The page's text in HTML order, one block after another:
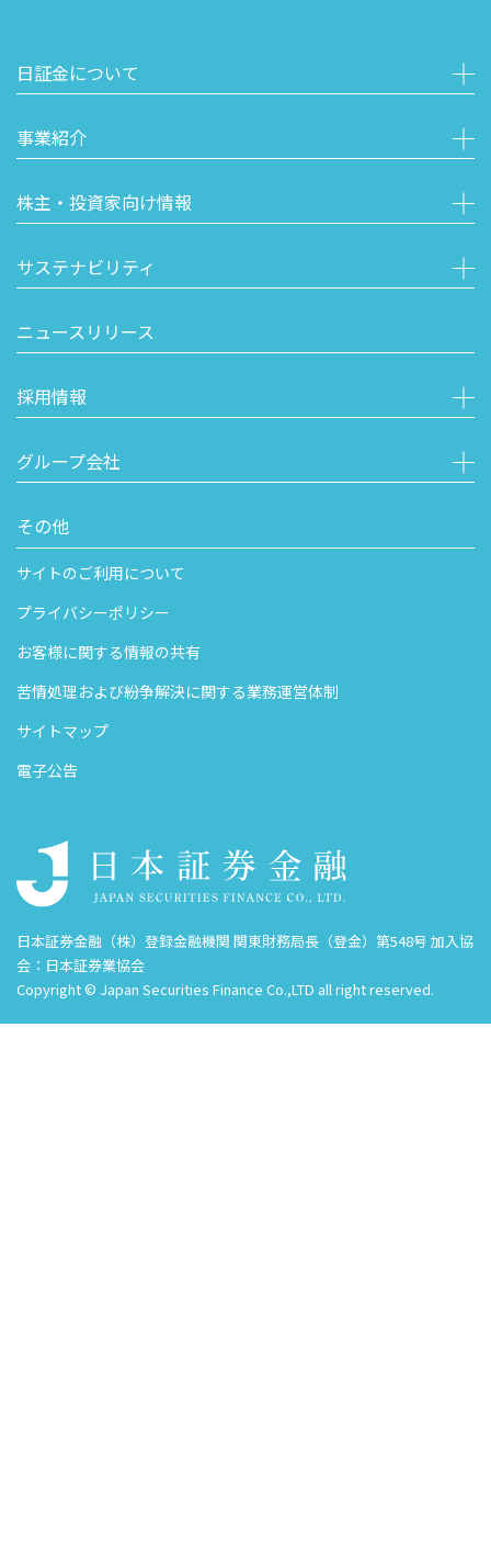
日証金について
事業紹介
株主・投資家向け情報
サステナビリティ
ニュースリリース
採用情報
グループ会社
その他
サイトのご利用について
プライバシーポリシー
お客様に関する情報の共有
苦情処理および紛争解決に関する業務運営体制
サイトマップ
電子公告
日本証券金融（株）登録金融機関 関東財務局長（登金）第548号 加入協
会：日本証券業協会
Copyright © Japan Securities Finance Co.,LTD all right reserved.